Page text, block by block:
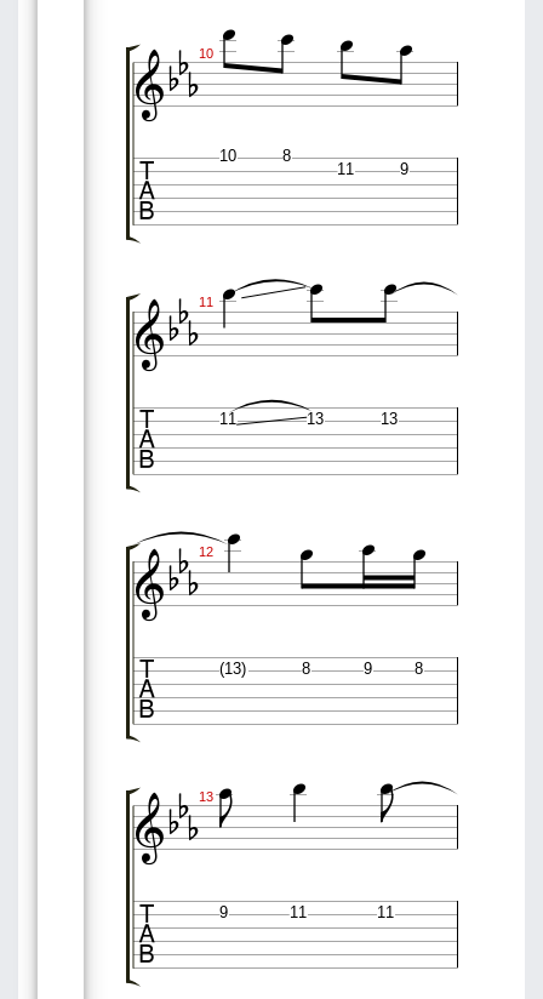
10    
 10 8
11 9
11   
 11 13 13
12    
 (13) 8 9 8
13   
 
 9 11 11